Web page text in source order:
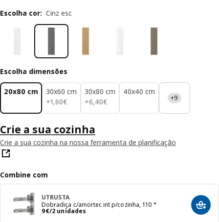
Escolha cor: Cinz esc
Escolha dimensões
20x80 cm
30x60 cm
+1,60€
1,60€
30x80 cm
+6,40€
6,40€
40x40 cm
+9
Crie a sua cozinha
Crie a sua cozinha na nossa ferramenta de planificação
Combine com
UTRUSTA
Dobradiça c/amortec int p/cozinha, 110 °
9€/2 unidades
Preço 9€/2 unidades